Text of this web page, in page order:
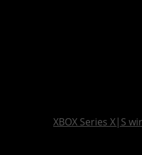
XBOX Series X|S